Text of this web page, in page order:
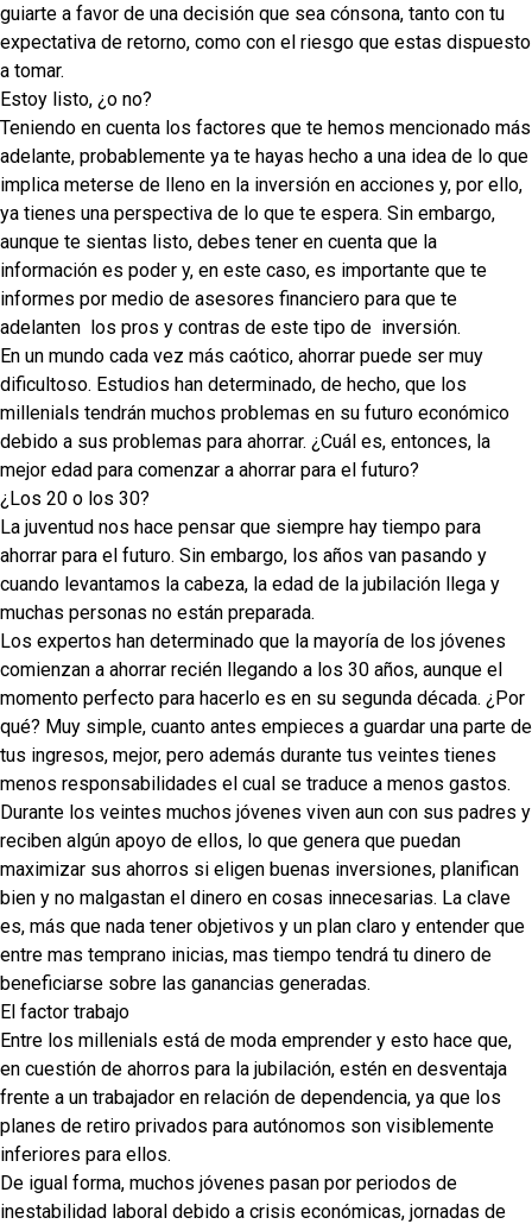
guiarte a favor de una decisión que sea cónsona, tanto con tu
expectativa de retorno, como con el riesgo que estas dispuesto
a tomar.
Estoy listo, ¿o no?
Teniendo en cuenta los factores que te hemos mencionado más
adelante, probablemente ya te hayas hecho a una idea de lo que
implica meterse de lleno en la inversión en acciones y, por ello,
ya tienes una perspectiva de lo que te espera. Sin embargo,
aunque te sientas listo, debes tener en cuenta que la
información es poder y, en este caso, es importante que te
informes por medio de asesores financiero para que te
adelanten los pros y contras de este tipo de inversión.
En un mundo cada vez más caótico, ahorrar puede ser muy
dificultoso. Estudios han determinado, de hecho, que los
millenials tendrán muchos problemas en su futuro económico
debido a sus problemas para ahorrar. ¿Cuál es, entonces, la
mejor edad para comenzar a ahorrar para el futuro?
¿Los 20 o los 30?
La juventud nos hace pensar que siempre hay tiempo para
ahorrar para el futuro. Sin embargo, los años van pasando y
cuando levantamos la cabeza, la edad de la jubilación llega y
muchas personas no están preparada.
Los expertos han determinado que la mayoría de los jóvenes
comienzan a ahorrar recién llegando a los 30 años, aunque el
momento perfecto para hacerlo es en su segunda década. ¿Por
qué? Muy simple, cuanto antes empieces a guardar una parte de
tus ingresos, mejor, pero además durante tus veintes tienes
menos responsabilidades el cual se traduce a menos gastos.
Durante los veintes muchos jóvenes viven aun con sus padres y
reciben algún apoyo de ellos, lo que genera que puedan
maximizar sus ahorros si eligen buenas inversiones, planifican
bien y no malgastan el dinero en cosas innecesarias. La clave
es, más que nada tener objetivos y un plan claro y entender que
entre mas temprano inicias, mas tiempo tendrá tu dinero de
beneficiarse sobre las ganancias generadas.
El factor trabajo
Entre los millenials está de moda emprender y esto hace que,
en cuestión de ahorros para la jubilación, estén en desventaja
frente a un trabajador en relación de dependencia, ya que los
planes de retiro privados para autónomos son visiblemente
inferiores para ellos.
De igual forma, muchos jóvenes pasan por periodos de
inestabilidad laboral debido a crisis económicas, jornadas de